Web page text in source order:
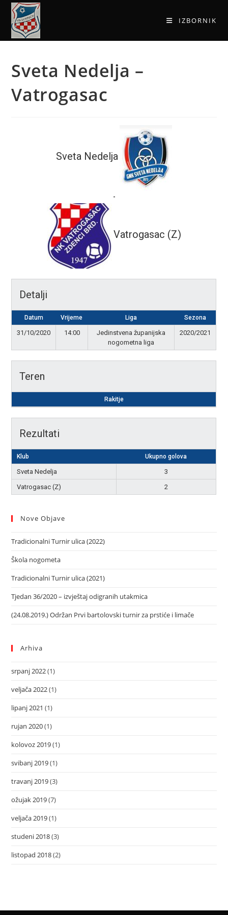
IZBORNIK
Sveta Nedelja –
Vatrogasac
Sveta Nedelja
-
Vatrogasac (Z)
Detalji
Datum Vrijeme Liga Sezona
31/10/2020 14:00
Jedinstvena županijska
nogometna liga
2020/2021
Teren
Rakitje
Rezultati
Klub Ukupno golova
Sveta Nedelja
3
Vatrogasac (Z)
2
Nove Objave
Tradicionalni Turnir ulica (2022)
Škola nogometa
Tradicionalni Turnir ulica (2021)
Tjedan 36/2020 – izvještaj odigranih utakmica
(24.08.2019.) Održan Prvi bartolovski turnir za prstiće i limače
Arhiva
srpanj 2022(1)
veljača 2022(1)
lipanj 2021 (1)
rujan 2020(1)
kolovoz 2019(1)
svibanj 2019(1)
travanj 2019(3)
ožujak 2019(7)
veljača 2019(1)
studeni 2018(3)
listopad 2018(2)